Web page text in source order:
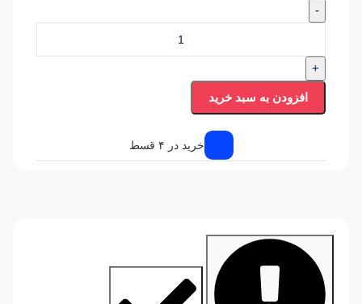
-
+
افزودن به سبد خرید
خرید در ۴ قسط